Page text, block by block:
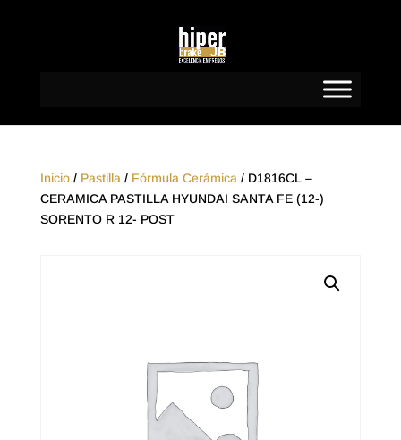
Inicio/ Pastilla / Fórmula Cerámica / D1816CL –
CERAMICA PASTILLA HYUNDAI SANTA FE (12-)
SORENTO R 12- POST